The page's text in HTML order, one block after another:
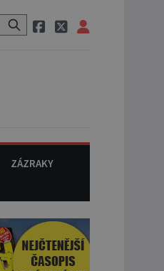
do něj a už ho nikdy nikdo
ZÁZRAKY